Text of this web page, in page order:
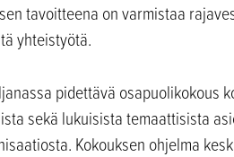
tavoitteena on varmistaa
yhteistyötä.
pidettävä osapuolikokous
sekä lukuisista temaattisista
Kokouksen ohjelma